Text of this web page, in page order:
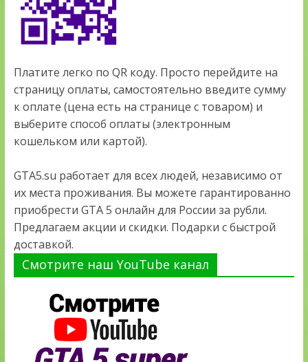
Платите легко по QR коду. Просто перейдите на
страницу оплаты, самостоятельно введите сумму
к оплате (цена есть на странице с товаром) и
выберите способ оплаты (электронным
кошельком или картой).
GTA5.su работает для всех людей, независимо от
их места проживания. Вы можете гарантированно
приобрести GTA 5 онлайн для России за рубли.
Предлагаем акции и скидки. Подарки с быстрой
доставкой.
Смотрите наш YouTube канал